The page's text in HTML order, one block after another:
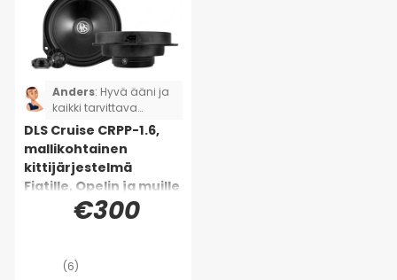
Anders: Hyvä ääni ja
kaikki tarvittava
todella sisältyy.
DLS Cruise CRPP-1.6,
mallikohtainen
kittijärjestelmä
Fiatille, Opelin ja muille
€300
(6)